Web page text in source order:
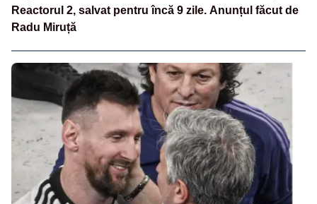
Reactorul 2, salvat pentru încă 9 zile. Anunțul făcut de
Radu Miruță